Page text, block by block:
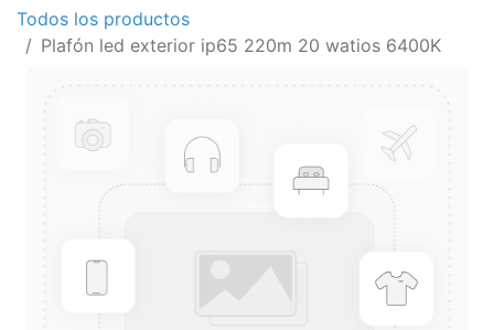
Todos los productos
Plafón led exterior ip65 220m 20 watios 6400K